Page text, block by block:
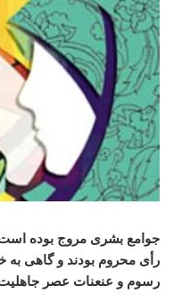
جوامع بشری مروج بوده
رأی محروم بودند و گاهی به
رسوم و عنعنات عصر